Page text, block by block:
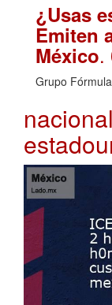
¿Usas
Emiten
México.
Grupo Fórmula